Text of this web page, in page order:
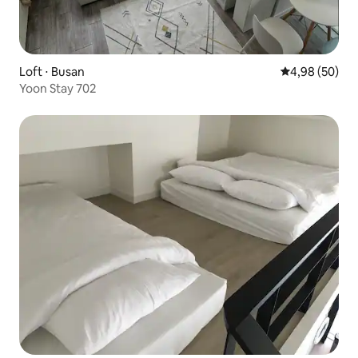
Loft ⋅ Busan 4,98 de uma
4,98 (50)
Yoon Stay 702